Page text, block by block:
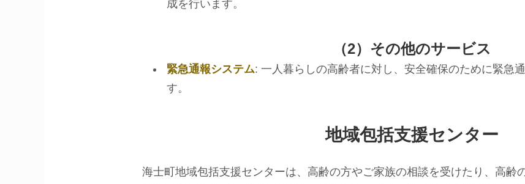
成を行います。
（2）その他のサービス
緊急通報システム: 一人暮らしの高齢者に対し、安全確保のために緊急
す。
地域包括支援センター
海士町地域包括支援センターは、高齢の方やご家族の相談を受けたり、高齢